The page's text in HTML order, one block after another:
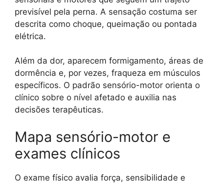
previsível pela perna. A sensação costuma ser
descrita como choque, queimação ou pontada
elétrica.
Além da dor, aparecem formigamento, áreas de
dormência e, por vezes, fraqueza em músculos
específicos. O padrão sensório-motor orienta o
clínico sobre o nível afetado e auxilia nas
decisões terapêuticas.
Mapa sensório-motor e
exames clínicos
O exame físico avalia força, sensibilidade e